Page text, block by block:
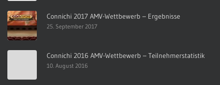
Connichi 2017 AMV-Wettbewerb – Ergebnisse
25. September 2017
Connichi 2016 AMV-Wettbewerb – Teilnehmerstatistik
10. August 2016